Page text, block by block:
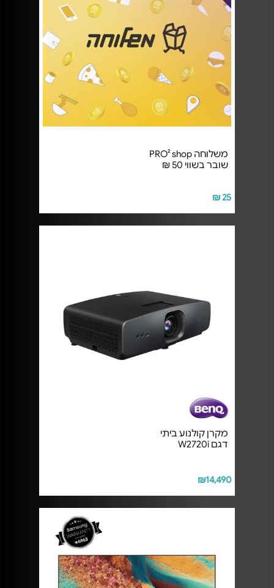
משלוחה PRO² shop
שובר בשווי 50 ₪
25 ₪
מקרן קולנוע ביתי
דגם W2720i
₪14,490